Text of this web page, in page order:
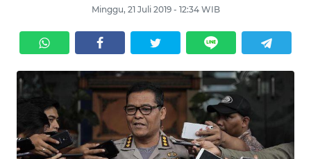
Minggu, 21 Juli 2019 - 12:34 WIB
KRIMINAL
EKUIN
SAINS-TEKNO
KESEHATAN